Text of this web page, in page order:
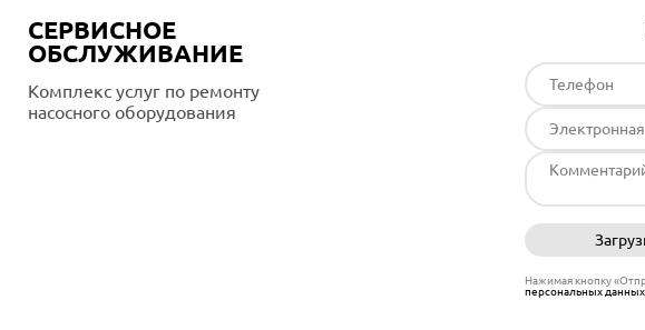
СЕРВИСНОЕ
ОБСЛУЖИВАНИЕ
Комплекс услуг по ремонту
насосного оборудования
Нажимая кнопку
персональных данных